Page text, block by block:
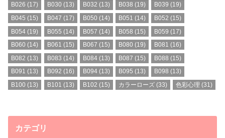
B026 (17) B030 (13) B032 (13) B038 (19) B039 (19)
B045 (15) B047 (17) B050 (14) B051 (14) B052 (15)
B054 (19) B055 (14) B057 (14) B058 (15) B059 (17)
B060 (14) B061 (15) B067 (15) B080 (19) B081 (16)
B082 (13) B083 (14) B084(13) B087 (15) B088 (15)
B091 (13) B092 (16) B094(13) B095 (13) B098 (13)
B100 (13) B101 (13) B102 (15) カラーローズ (33) 色彩心理 (31)
カテゴリ